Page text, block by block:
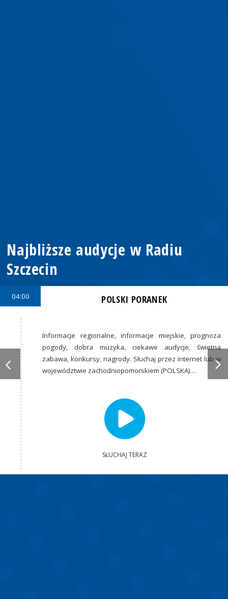
Najbliższe audycje w Radiu
Szczecin
04:00 POLSKI PORANEK
Informacje regionalne, informacje miejskie, prognoza
pogody, dobra muzyka, ciekawe audycje, świetna
zabawa, konkursy, nagrody. Słuchaj przez internet lub w
województwie zachodniopomorskiem (POLSKA)…
SŁUCHAJ TERAZ